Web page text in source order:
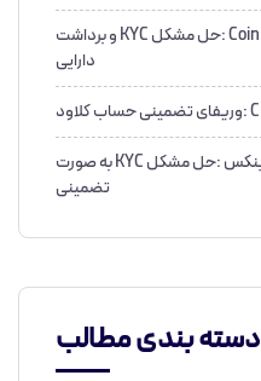
رفع مسدودی صرافی کوینکس CoinEX :حل مشکل KYC و برداشت
دارایی
احراز هویت و وریفای CoinEx کوینکس :حل مشکل KYC به صورت
تضمینی
دسته بندی مطالب